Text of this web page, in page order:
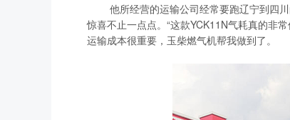
他所经营的运输公司经常要跑辽宁到四川
惊喜不止一点点。“这款YCK11N气耗真的非
运输成本很重要，玉柴燃气机帮我做到了。